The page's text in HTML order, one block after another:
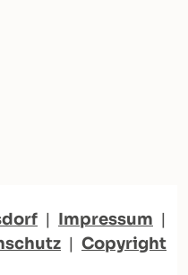
| Impressum |
| Copyright